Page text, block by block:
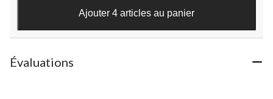
Ajouter 4 articles au panier
Évaluations